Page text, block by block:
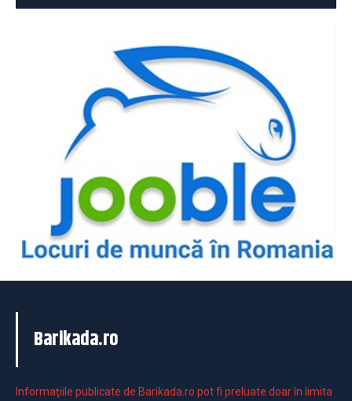
Barikada.ro
Informaţiile publicate de Barikada.ro pot fi preluate doar în limita